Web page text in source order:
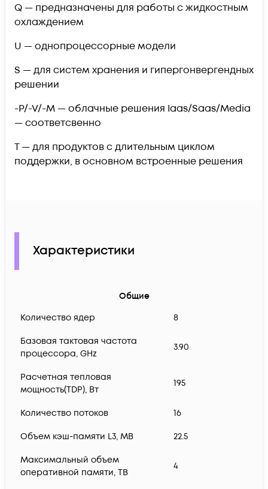
Q — предназначены для работы с жидкостным
охлаждением
U — однопроцессорные модели
S — для систем хранения и гипергонвергендных
решении
-P/-V/-M — облачные решения Iaas/Saas/Media
— соответсвенно
T — для продуктов с длительным циклом
поддержки, в основном встроенные решения
Характеристики
Общие
Количество ядер
8
Базовая тактовая частота
процессора, GHz
3.90
Расчетная тепловая
мощность(TDP), Вт
195
Количество потоков 16
Объем кэш-памяти L3, MB 22.5
Максимальный объем
оперативной памяти, TB
4